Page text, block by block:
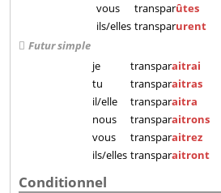
vous
transparûtes
ils/elles transparurent
Futur simple
je
transparaitrai
tu
transparaitras
il/elle
transparaitra
nous
transparaitrons
vous
transparaitrez
ils/elles transparaitront
Conditionnel